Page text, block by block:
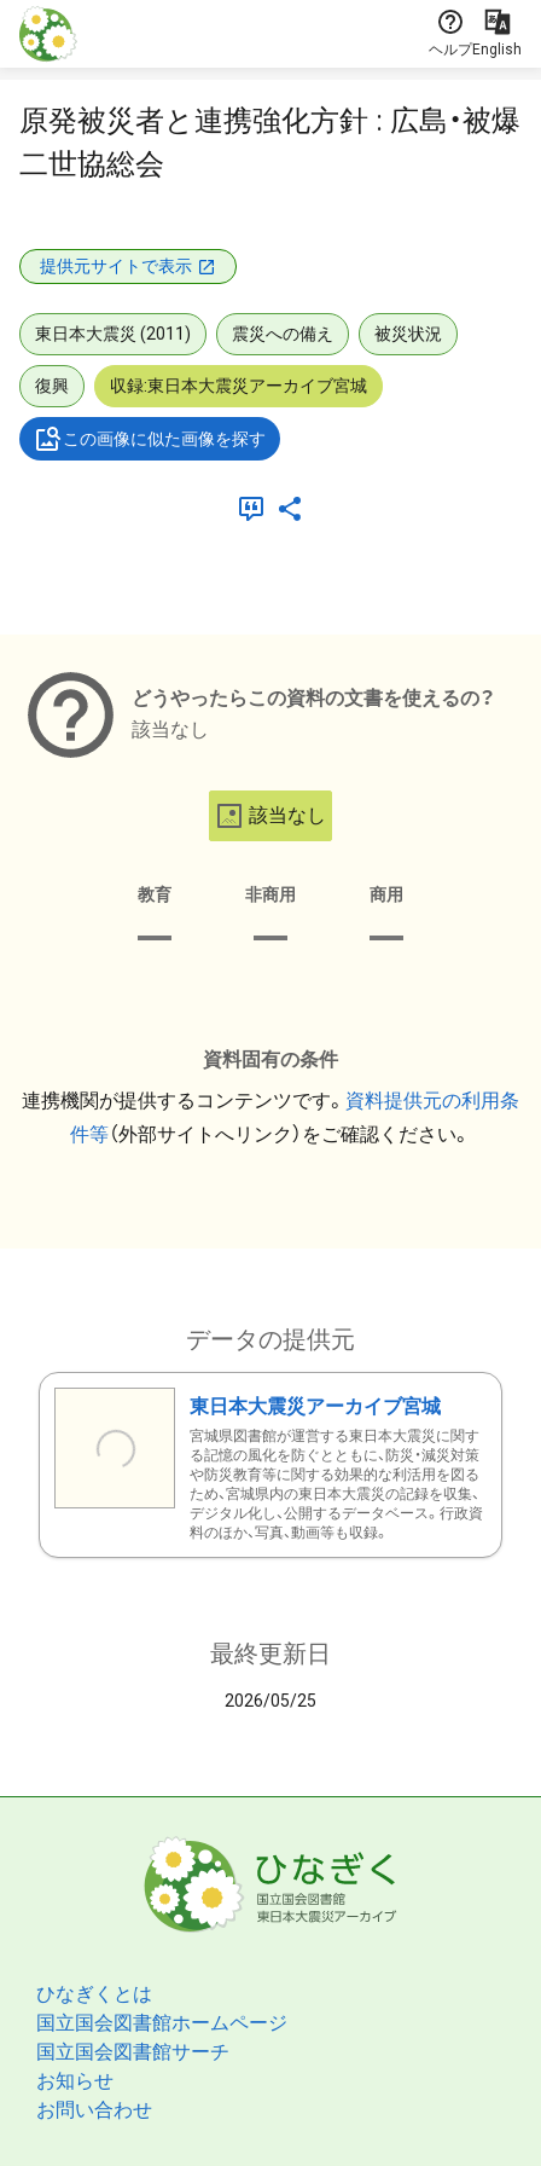
本文に飛ぶ
ヘルプEnglish
原発被災者と連携強化方針 : 広島・被爆
二世協総会
提供元サイトで表示
東日本大震災 (2011) 震災への備え 被災状況
復興 収録:東日本大震災アーカイブ宮城
この画像に似た画像を探す
どうやったらこの資料の文書を使えるの？
該当なし
該当なし
教育 非商用 商用
資料固有の条件
連携機関が提供するコンテンツです。 資料提供元の利用条
件等（外部サイトへリンク）をご確認ください。
データの提供元
東日本大震災アーカイブ宮城
宮城県図書館が運営する東日本大震災に関す
る記憶の風化を防ぐとともに、防災・減災対策
や防災教育等に関する効果的な利活用を図る
ため、宮城県内の東日本大震災の記録を収集、
デジタル化し、公開するデータベース。行政資
料のほか、写真、動画等も収録。
最終更新日
2026/05/25
ひなぎくとは
国立国会図書館ホームページ
国立国会図書館サーチ
お知らせ
お問い合わせ